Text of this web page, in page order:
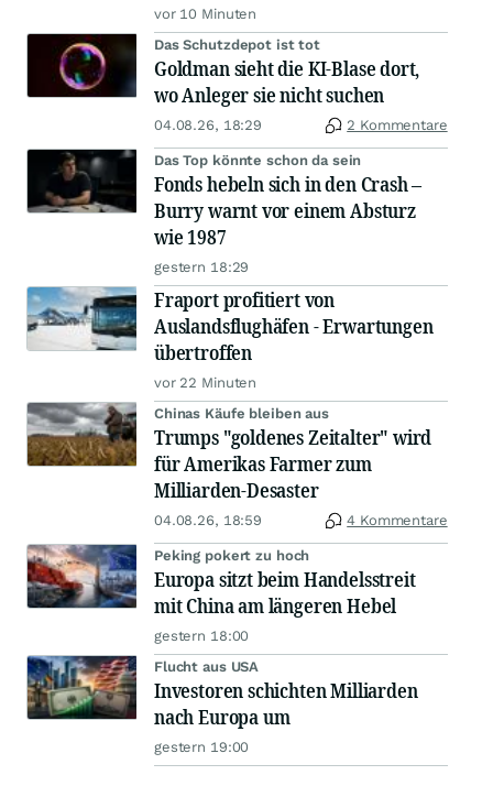
vor 10 Minuten
Das Schutzdepot ist tot
Goldman sieht die KI-Blase dort,
wo Anleger sie nicht suchen
04.08.26, 18:29 2 Kommentare
Das Top könnte schon da sein
Fonds hebeln sich in den Crash –
Burry warnt vor einem Absturz
wie 1987
gestern 18:29
Fraport profitiert von
Auslandsflughäfen - Erwartungen
übertroffen
vor 22 Minuten
Chinas Käufe bleiben aus
Trumps "goldenes Zeitalter" wird
für Amerikas Farmer zum
Milliarden-Desaster
04.08.26, 18:59 4 Kommentare
Peking pokert zu hoch
Europa sitzt beim Handelsstreit
mit China am längeren Hebel
gestern 18:00
Flucht aus USA
Investoren schichten Milliarden
nach Europa um
gestern 19:00